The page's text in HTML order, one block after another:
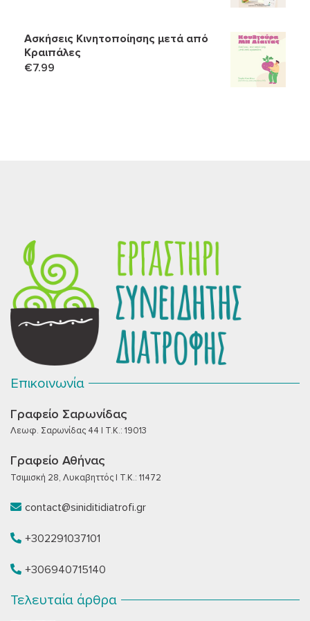
Ασκήσεις Κινητοποίησης μετά από
Κραιπάλες
€7.99
Επικοινωνία
Γραφείο Σαρωνίδας
Λεωφ. Σαρωνίδας 44 | T.K.: 19013
Γραφείο Αθήνας
Τσιμισκή 28, Λυκαβηττός | T.K.: 11472
contact@siniditidiatrofi.gr
+302291037101
+306940715140
Τελευταία άρθρα